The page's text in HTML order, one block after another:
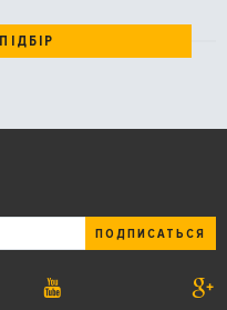
ПОДПИСАТЬСЯ